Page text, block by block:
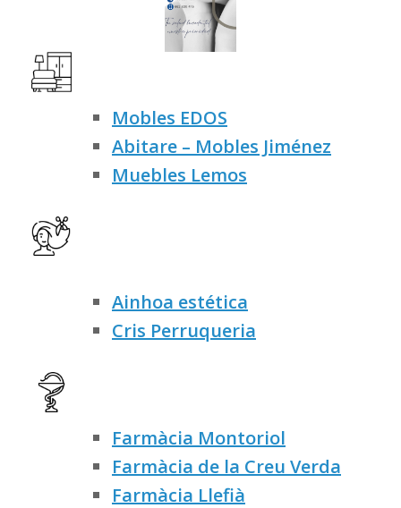
Mobles EDOS
Abitare – Mobles Jiménez
Muebles Lemos
Ainhoa estética
Cris Perruqueria
Farmàcia Montoriol
Farmàcia de la Creu Verda
Farmàcia Llefià